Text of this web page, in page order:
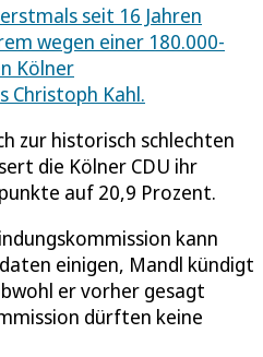
seit 16 Jahren
wegen einer 180.000-
Kölner
Christoph Kahl.
zur historisch schlechten
die Kölner CDU ihr
auf 20,9 Prozent.
kann
einigen, Mandl kündigt
er vorher gesagt
dürften keine